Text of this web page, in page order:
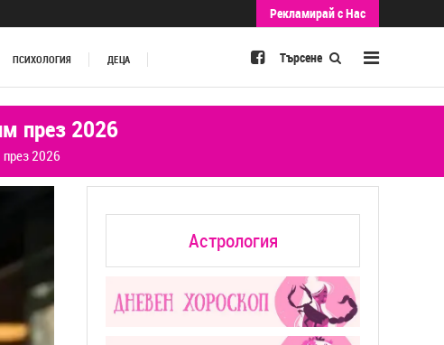
Рекламирай с Нас
ПСИХОЛОГИЯ ДЕЦА Търсене
през 2026
през 2026
Астрология